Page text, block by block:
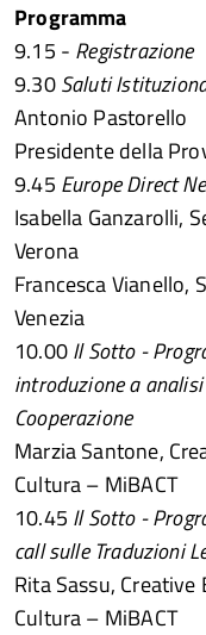
Programma
9.15 - Registrazione
9.30Saluti
Antonio Pastorello
Presidente della
9.45 Europe Direct
Isabella Ganzarolli,
Verona
Francesca Vianello,
Venezia
10.00Il Sotto -
introduzione a
Cooperazione
Marzia Santone,
Cultura – MiBACT
10.45 Il Sotto -
call sulle Traduzioni
Rita Sassu,
Cultura – MiBACT